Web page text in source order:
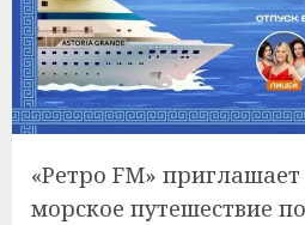
«Ретро FM»
морское путешествие